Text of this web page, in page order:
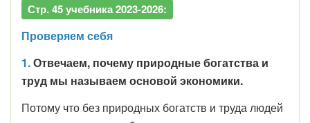
Стр. 45 учебника 2023-2026:
Проверяем себя
1.Отвечаем, почему природные богатства и
труд мы называем основой экономики.
Потому что без природных богатств и труда людей